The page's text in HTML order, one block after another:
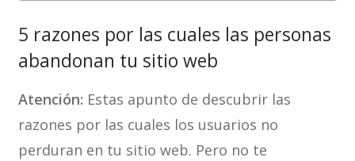
5 razones por las cuales las personas
abandonan tu sitio web
Atención: Estas apunto de descubrir las
razones por las cuales los usuarios no
perduran en tu sitio web. Pero no te